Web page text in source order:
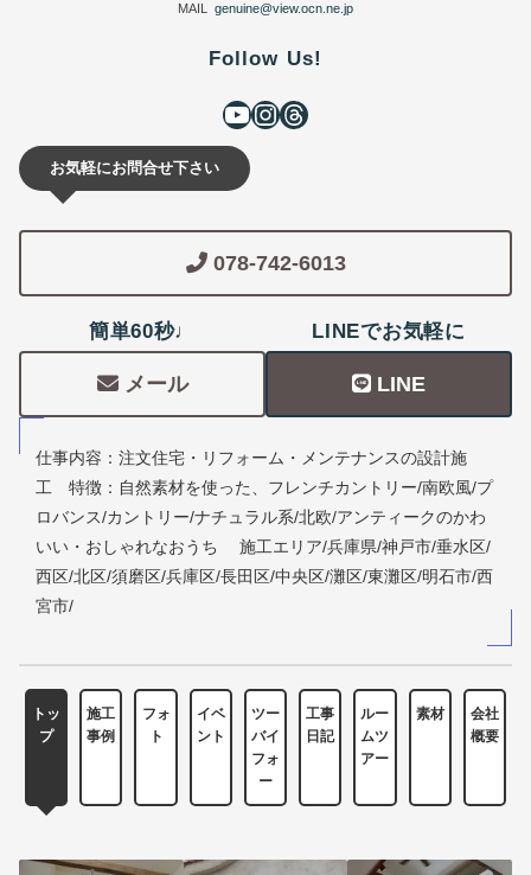
MAIL genuine@view.ocn.ne.jp
Follow Us!
お気軽にお問合せ下さい
078-742-6013
簡単60秒♩
メール
LINEでお気軽に
LINE
仕事内容：注文住宅・リフォーム・メンテナンスの設計施
工 特徴：自然素材を使った、フレンチカントリー/南欧風/プ
ロバンス/カントリー/ナチュラル系/北欧/アンティークのかわ
いい・おしゃれなおうち 施工エリア/兵庫県/神戸市/垂水区/
西区/北区/須磨区/兵庫区/長田区/中央区/灘区/東灘区/明石市/西
宮市/
トッ
プ
施工
事例
フォ
ト
イベ
ント
ツー
バイ
フォ
ー
工事
日記
ルー
ムツ
アー
素材
会社
概要